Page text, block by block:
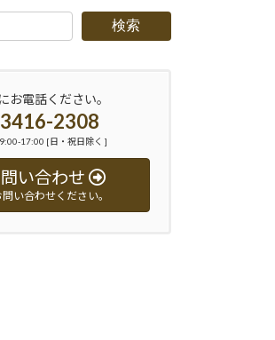
検索
お電話ください。
2308
17:00 [日・祝日除く ]
い合わせ
い合わせください。